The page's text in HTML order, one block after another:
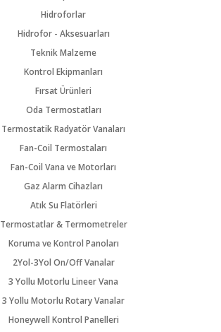
Hidroforlar
Hidrofor - Aksesuarları
Teknik Malzeme
Kontrol Ekipmanları
Fırsat Ürünleri
Oda Termostatları
Termostatik Radyatör Vanaları
Fan-Coil Termostaları
Fan-Coil Vana ve Motorları
Gaz Alarm Cihazları
Atık Su Flatörleri
Termostatlar & Termometreler
Koruma ve Kontrol Panoları
2Yol-3Yol On/Off Vanalar
3 Yollu Motorlu Lineer Vana
3 Yollu Motorlu Rotary Vanalar
Honeywell Kontrol Panelleri